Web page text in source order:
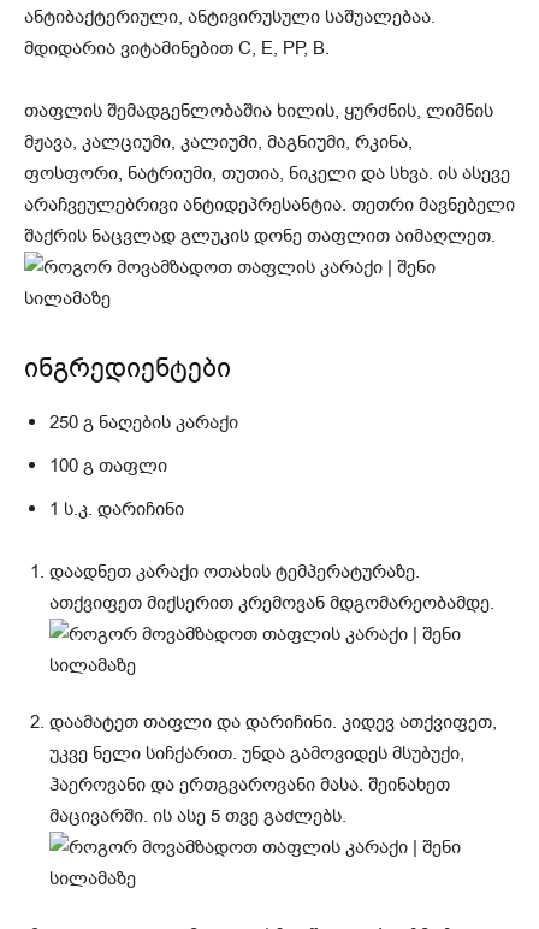
ანტიბაქტერიული, ანტივირუსული საშუალებაა.
მდიდარია ვიტამინებით С, Е, РР, В.
თაფლის შემადგენლობაშია ხილის, ყურძნის, ლიმნის
მჟავა, კალციუმი, კალიუმი, მაგნიუმი, რკინა,
ფოსფორი, ნატრიუმი, თუთია, ნიკელი და სხვა. ის ასევე
არაჩვეულებრივი ანტიდეპრესანტია. თეთრი მავნებელი
შაქრის ნაცვლად გლუკის დონე თაფლით აიმაღლეთ.
ინგრედიენტები
250 გ ნაღების კარაქი
100 გ თაფლი
1 ს.კ. დარიჩინი
დაადნეთ კარაქი ოთახის ტემპერატურაზე.
ათქვიფეთ მიქსერით კრემოვან მდგომარეობამდე.
დაამატეთ თაფლი და დარიჩინი. კიდევ ათქვიფეთ,
უკვე ნელი სიჩქარით. უნდა გამოვიდეს მსუბუქი,
ჰაეროვანი და ერთგვაროვანი მასა. შეინახეთ
მაცივარში. ის ასე 5 თვე გაძლებს.